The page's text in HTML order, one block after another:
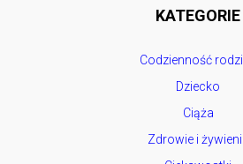
KATEGORIE
Codzienność
Dziecko
Ciąża
Zdrowie i